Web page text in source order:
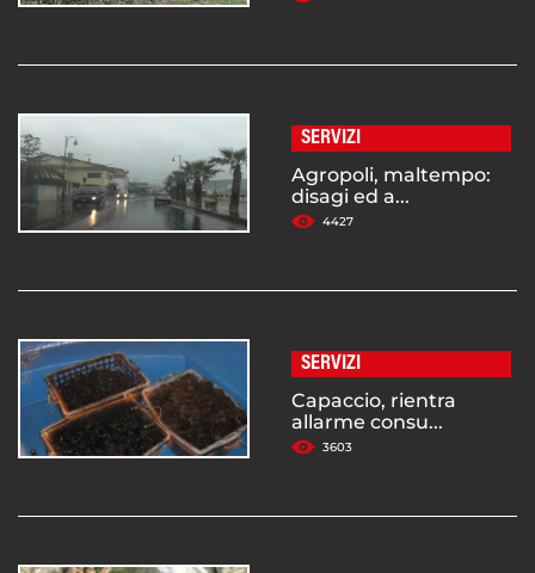
SERVIZI
Agropoli, maltempo:
disagi ed a...
4427
SERVIZI
Capaccio, rientra
allarme consu...
3603